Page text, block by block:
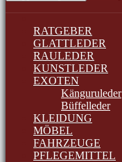
RATGEBER
GLATTLEDER
RAULEDER
KUNSTLEDER
EXOTEN
Känguruleder
Büffelleder
KLEIDUNG
MÖBEL
FAHRZEUGE
PFLEGEMITTEL